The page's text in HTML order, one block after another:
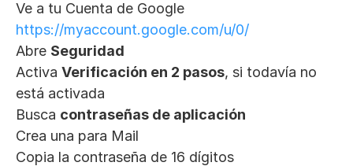
https://myaccount.google.com/u/0/
Abre Seguridad
Activa Verificación en 2 pasos, si todavía no
está activada
Busca contraseñas de aplicación
Crea una para Mail
Copia la contraseña de 16 dígitos